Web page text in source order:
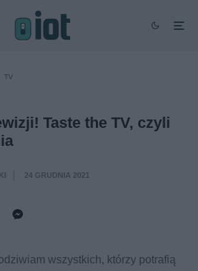
TV
Taste the TV, czyli
24 GRUDNIA 2021
wszystkich, którzy potrafią